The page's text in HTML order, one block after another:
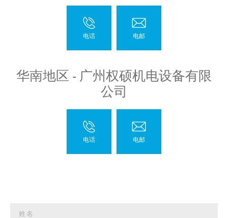
华南地区 - 广州权硕机电设备有限
公司